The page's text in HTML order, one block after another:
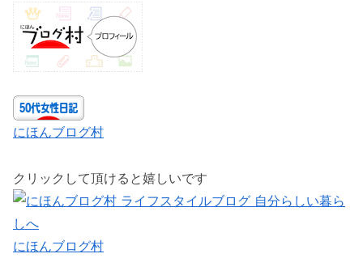
にほんブログ村
クリックして頂けると嬉しいです
にほんブログ村